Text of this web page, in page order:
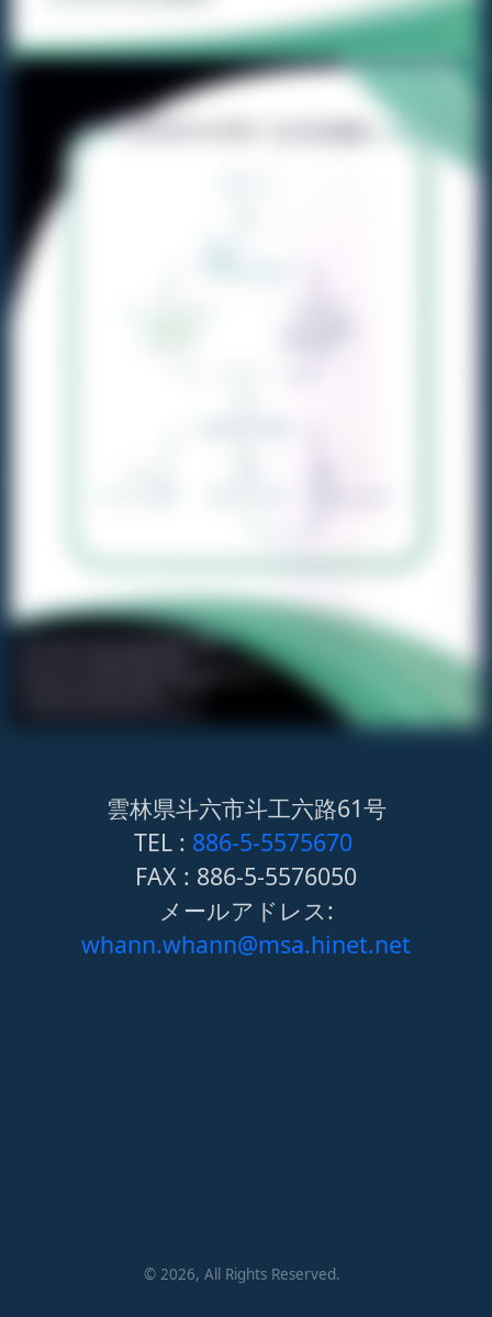
雲林県斗六市斗工六路61号
TEL : 886-5-5575670
FAX : 886-5-5576050
メールアドレス:
whann.whann@msa.hinet.net
© 2026, All Rights Reserved.